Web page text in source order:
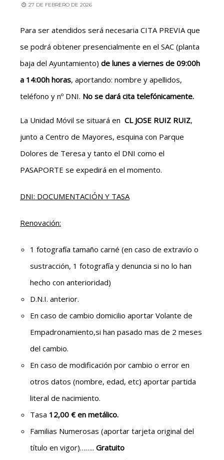
27 DE FEBRERO DE 2026
Para ser atendidos será necesaria CITA PREVIA que
se podrá obtener presencialmente en el SAC (planta
baja del Ayuntamiento) de lunes a viernes de 09:00h
a 14:00h horas, aportando: nombre y apellidos,
teléfono y nº DNI. No se dará cita telefónicamente.
La Unidad Móvil se situará en CL JOSE RUIZ RUIZ,
junto a Centro de Mayores, esquina con Parque
Dolores de Teresa y tanto el DNI como el
PASAPORTE se expedirá en el momento.
DNI: DOCUMENTACIÓN Y TASA
Renovación:
1 fotografía tamaño carné (en caso de extravío o
sustracción, 1 fotografía y denuncia si no lo han
hecho con anterioridad)
D.N.I. anterior.
En caso de cambio domicilio aportar Volante de
Empadronamiento,si han pasado mas de 2 meses
del cambio.
En caso de modificación por cambio o error en
otros datos (nombre, edad, etc) aportar partida
literal de nacimiento.
Tasa 12,00 € en metálico.
Familias Numerosas (aportar tarjeta original del
título en vigor)…….. Gratuito